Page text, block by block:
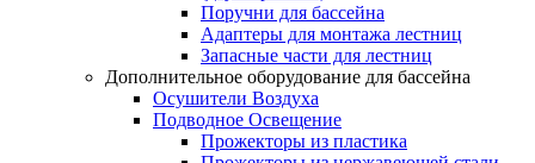
Поручни для бассейна
Адаптеры для монтажа лестниц
Запасные части для лестниц
Дополнительное оборудование для бассейна
Осушители Воздуха
Подводное Освещение
Прожекторы из пластика